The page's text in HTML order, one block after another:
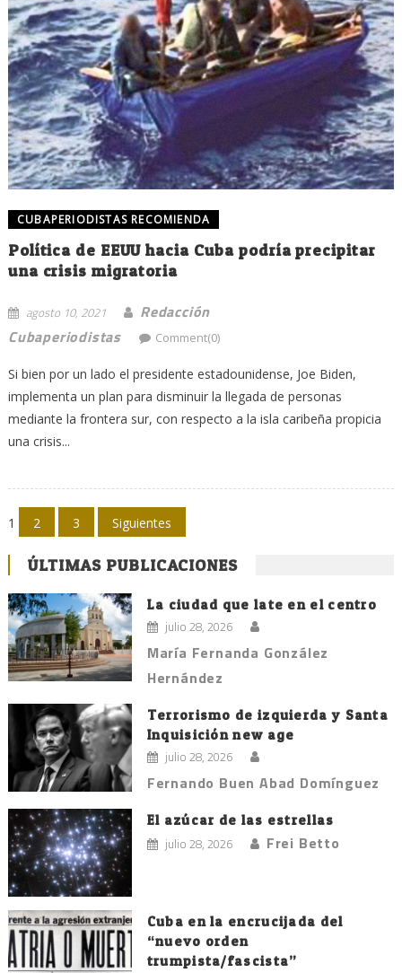
CUBAPERIODISTAS RECOMIENDA
Política de EEUU hacia Cuba podría precipitar
una crisis migratoria
agosto 10, 2021
Redacción
Cubaperiodistas
Comment(0)
Si bien por un lado el presidente estadounidense, Joe Biden,
implementa un plan para disminuir la llegada de personas
mediante la frontera sur, con respecto a la isla caribeña propicia
una crisis...
Navegación
de
entradas
1 2 3 Siguientes
ÚLTIMAS PUBLICACIONES
La ciudad que late en el centro
julio 28, 2026
María Fernanda González
Hernández
Terrorismo de izquierda y Santa
Inquisición new age
julio 28, 2026
Fernando Buen Abad Domínguez
El azúcar de las estrellas
julio 28, 2026 Frei Betto
Cuba en la encrucijada del
“nuevo orden
trumpista/fascista”